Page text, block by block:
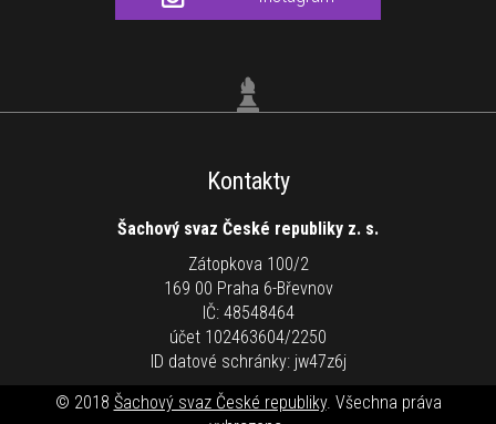
Kontakty
Šachový svaz České republiky z. s.
Zátopkova 100/2
169 00 Praha 6-Břevnov
IČ: 48548464
účet 102463604/2250
ID datové schránky: jw47z6j
© 2018 Šachový svaz České republiky. Všechna práva